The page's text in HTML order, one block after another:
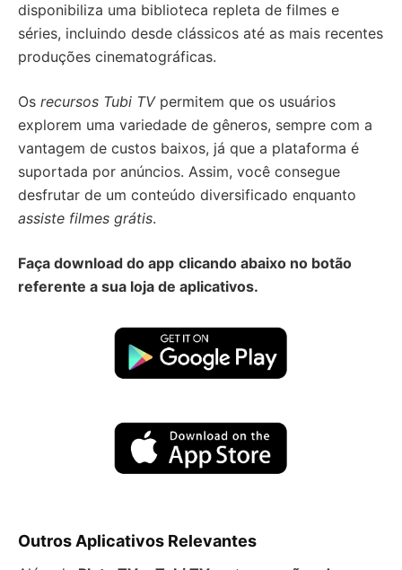
disponibiliza uma biblioteca repleta de filmes e
séries, incluindo desde clássicos até as mais recentes
produções cinematográficas.
Os recursos Tubi TVpermitem que os usuários
explorem uma variedade de gêneros, sempre com a
vantagem de custos baixos, já que a plataforma é
suportada por anúncios. Assim, você consegue
desfrutar de um conteúdo diversificado enquanto
assiste filmes grátis.
Faça download do app clicando abaixo no botão
referente a sua loja de aplicativos.
Outros Aplicativos Relevantes